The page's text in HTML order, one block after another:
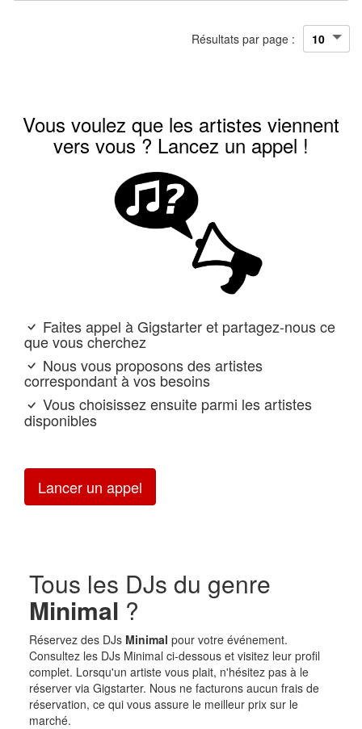
Résultats par page :
Vous voulez que les artistes viennent
vers vous ? Lancez un appel !
Faites appel à Gigstarter et partagez-nous ce
que vous cherchez
Nous vous proposons des artistes
correspondant à vos besoins
Vous choisissez ensuite parmi les artistes
disponibles
Lancer un appel
Tous les DJs du genre
Minimal ?
Réservez des DJs Minimal pour votre événement.
Consultez les DJs Minimal ci-dessous et visitez leur profil
complet. Lorsqu'un artiste vous plait, n'hésitez pas à le
réserver via Gigstarter. Nous ne facturons aucun frais de
réservation, ce qui vous assure le meilleur prix sur le
marché.